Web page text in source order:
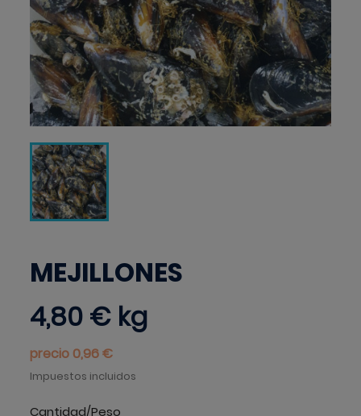
MEJILLONES
4,80 € kg
precio 0,96 €
Impuestos incluidos
Cantidad/Peso